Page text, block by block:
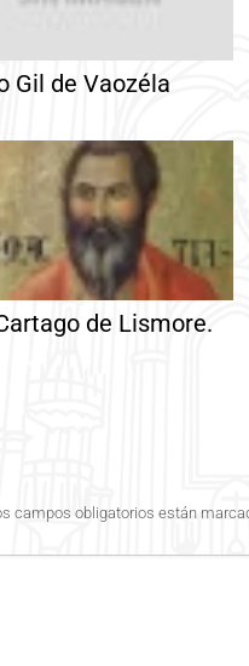
Gil de Vaozéla
de Lismore.
campos obligatorios están